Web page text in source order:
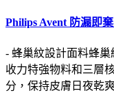
Philips Avent 防漏即
- 蜂巢紋設計面料蜂
收力特強物料和三層
分，保持皮膚日夜乾